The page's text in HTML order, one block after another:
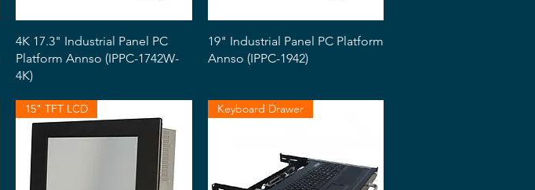
Snabbvisning
4K 17.3" Industrial Panel PC
Platform Annso (IPPC-1742W-
4K)
Snabbvisning
19" Industrial Panel PC Platform
Annso (IPPC-1942)
15" TFT LCD Keyboard Drawer